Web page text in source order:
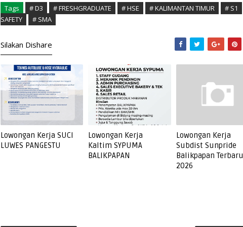
Tags # D3 # FRESHGRADUATE # HSE # KALIMANTAN TIMUR
# S1
SAFETY
# SMA
Silakan Dishare
Lowongan Kerja SUCI
LUWES PANGESTU
Lowongan Kerja
Kaltim SYPUMA
BALIKPAPAN
Lowongan Kerja
Subdist Sunpride
Balikpapan Terbaru
2026